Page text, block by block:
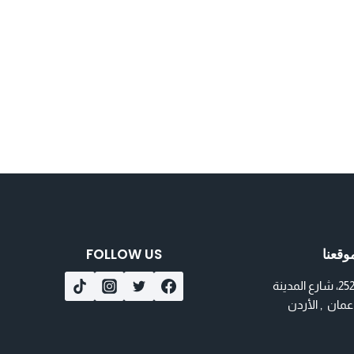
مجمع رقم 252، شارع المدينة
عمان , الأردن
FOLLOW US